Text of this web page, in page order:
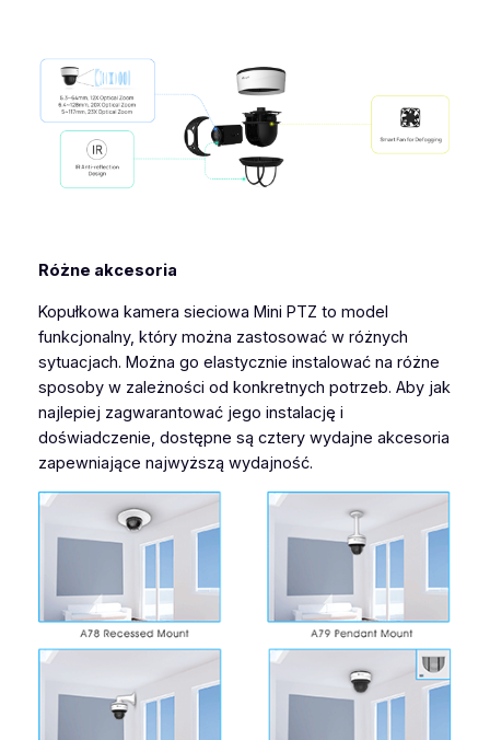
Różne akcesoria
Kopułkowa kamera sieciowa Mini PTZ to model
funkcjonalny, który można zastosować w różnych
sytuacjach. Można go elastycznie instalować na różne
sposoby w zależności od konkretnych potrzeb. Aby jak
najlepiej zagwarantować jego instalację i
doświadczenie, dostępne są cztery wydajne akcesoria
zapewniające najwyższą wydajność.